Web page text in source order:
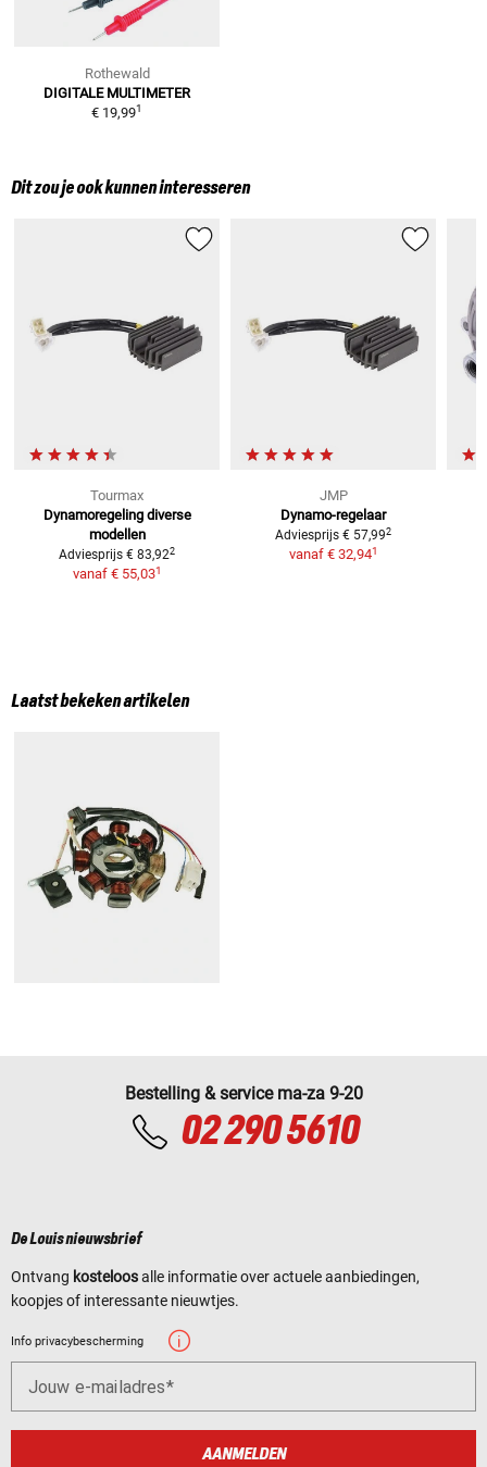
Rothewald
DIGITALE MULTIMETER
€ 19,991
Dit zou je ook kunnen interesseren
Tourmax
Dynamoregeling diverse
modellen
Adviesprijs € 83,922
vanaf € 55,031
JMP
Dynamo-regelaar
Adviesprijs € 57,992
vanaf € 32,941
Laatst bekeken artikelen
Bestelling & service ma-za 9-20
02 290 5610
De Louis nieuwsbrief
Ontvang kosteloosalle informatie over actuele aanbiedingen,
koopjes of interessante nieuwtjes.
Info privacybescherming
Jouw e-mailadres
AANMELDEN